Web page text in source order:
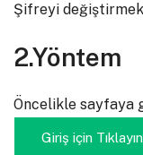
Şifreyi
2.Yöntem
Öncelikle sayfaya
Giriş için Tıklayın